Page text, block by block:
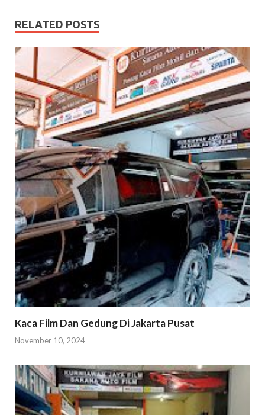
RELATED POSTS
Kaca Film Dan Gedung Di Jakarta Pusat
November 10, 2024